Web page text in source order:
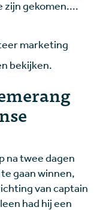
zijn gekomen....
marketing
bekijken.
na twee dagen
gaan winnen,
van captain
had hij een